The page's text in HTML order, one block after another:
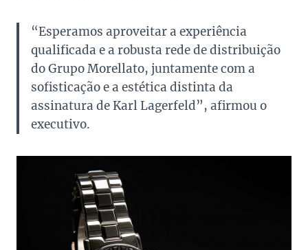
“Esperamos aproveitar a experiência
qualificada e a robusta rede de distribuição
do Grupo Morellato, juntamente com a
sofisticação e a estética distinta da
assinatura de Karl Lagerfeld”, afirmou o
executivo.